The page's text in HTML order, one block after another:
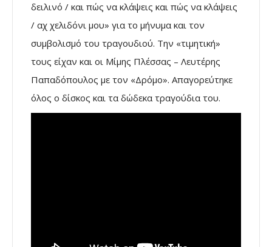
δειλινό / και πώς να κλάψεις και πώς να κλάψεις
/ αχ χελιδόνι μου» για το μήνυμα και τον
συμβολισμό του τραγουδιού. Την «τιμητική»
τους είχαν και οι Μίμης Πλέσσας – Λευτέρης
Παπαδόπουλος με τον «Δρόμο». Απαγορεύτηκε
όλος ο δίσκος και τα δώδεκα τραγούδια του.